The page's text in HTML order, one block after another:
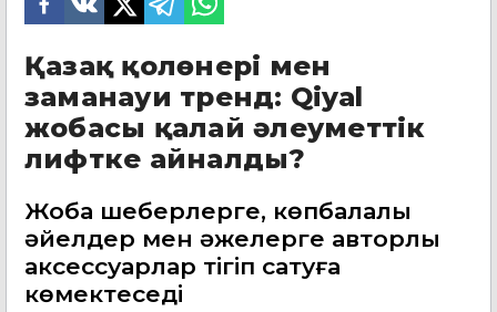
Қазақ қолөнері мен
заманауи тренд: Qiyal
жобасы қалай әлеуметтік
лифтке айналды?
Жоба шеберлерге, көпбалалы
әйелдер мен әжелерге авторлық
аксессуарлар тігіп сатуға
көмектеседі